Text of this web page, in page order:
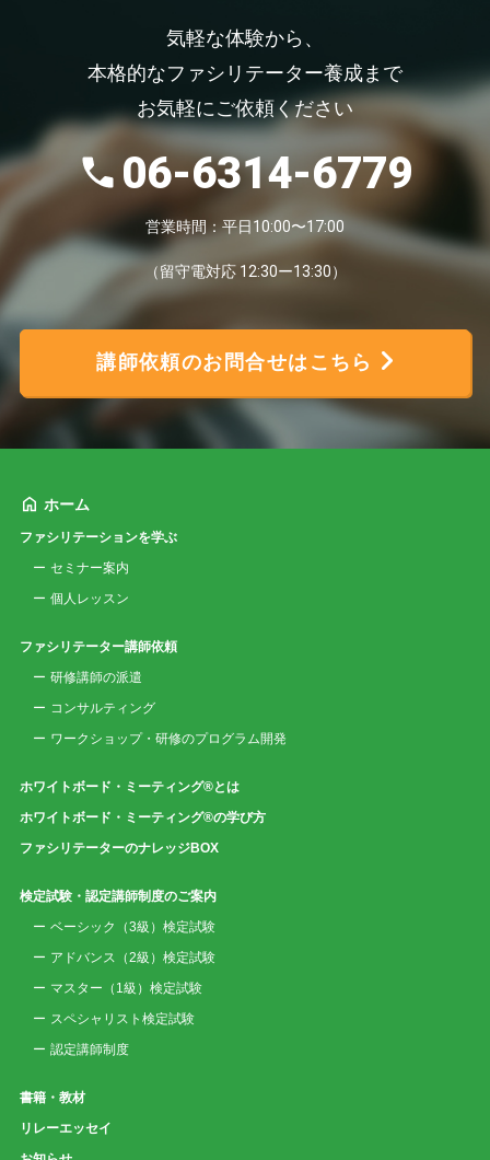
気軽な体験から、
本格的なファシリテーター養成まで
お気軽にご依頼ください
06-6314-6779
営業時間：平日10:00〜17:00
（留守電対応 12:30ー13:30）
講師依頼のお問合せはこちら
ホーム
ファシリテーションを学ぶ
セミナー案内
個人レッスン
ファシリテーター講師依頼
研修講師の派遣
コンサルティング
ワークショップ・研修のプログラム開発
ホワイトボード・ミーティング®とは
ホワイトボード・ミーティング®の学び方
ファシリテーターのナレッジBOX
検定試験・認定講師制度のご案内
ベーシック（3級）検定試験
アドバンス（2級）検定試験
マスター（1級）検定試験
スペシャリスト検定試験
認定講師制度
書籍・教材
リレーエッセイ